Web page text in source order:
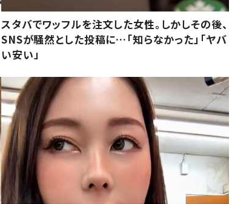
スタバでワッフルを注文した女性。しかしその後、
SNSが騒然とした投稿に…「知らなかった」「ヤバ
い安い」